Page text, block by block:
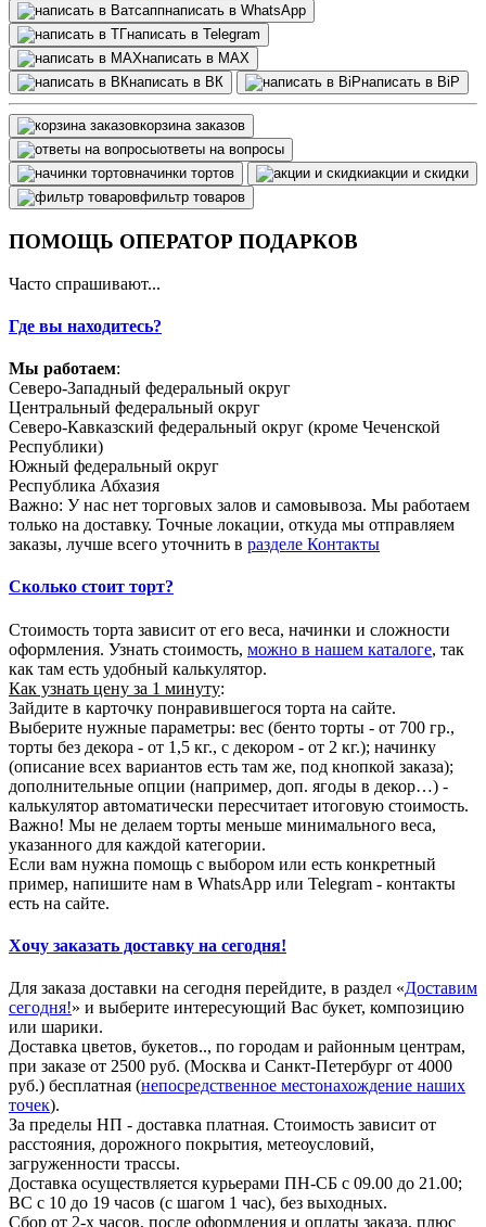
написать в WhatsApp
написать в Telegram
написать в МАХ
написать в ВК
написать в BiP
корзина заказов
ответы на вопросы
начинки тортов
акции и скидки
фильтр товаров
ПОМОЩЬ ОПЕРАТОР ПОДАРКОВ
Часто спрашивают...
Где вы находитесь?
Мы работаем:
Северо-Западный федеральный округ
Центральный федеральный округ
Северо-Кавказский федеральный округ (кроме Чеченской
Республики)
Южный федеральный округ
Республика Абхазия
Важно: У нас нет торговых залов и самовывоза. Мы работаем
только на доставку. Точные локации, откуда мы отправляем
заказы, лучше всего уточнить в разделе Контакты
Сколько стоит торт?
Стоимость торта зависит от его веса, начинки и сложности
оформления. Узнать стоимость, можно в нашем каталоге, так
как там есть удобный калькулятор.
Как узнать цену за 1 минуту:
Зайдите в карточку понравившегося торта на сайте.
Выберите нужные параметры: вес (бенто торты - от 700 гр.,
торты без декора - от 1,5 кг., с декором - от 2 кг.); начинку
(описание всех вариантов есть там же, под кнопкой заказа);
дополнительные опции (например, доп. ягоды в декор…) -
калькулятор автоматически пересчитает итоговую стоимость.
Важно! Мы не делаем торты меньше минимального веса,
указанного для каждой категории.
Если вам нужна помощь с выбором или есть конкретный
пример, напишите нам в WhatsApp или Telegram - контакты
есть на сайте.
Хочу заказать доставку на сегодня!
Для заказа доставки на сегодня перейдите, в раздел «Доставим
сегодня!» и выберите интересующий Вас букет, композицию
или шарики.
Доставка цветов, букетов.., по городам и районным центрам,
при заказе от 2500 руб. (Москва и Санкт-Петербург от 4000
руб.) бесплатная (непосредственное местонахождение наших
точек).
За пределы НП - доставка платная. Стоимость зависит от
расстояния, дорожного покрытия, метеоусловий,
загруженности трассы.
Доставка осуществляется курьерами ПН-СБ с 09.00 до 21.00;
ВС с 10 до 19 часов (с шагом 1 час), без выходных.
Сбор от 2-х часов, после оформления и оплаты заказа, плюс